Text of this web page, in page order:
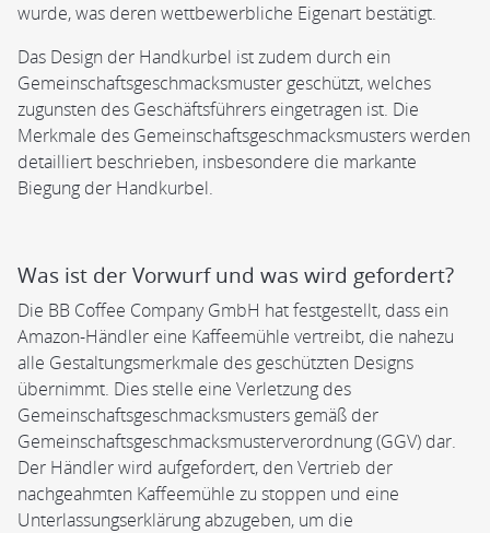
wurde, was deren wettbewerbliche Eigenart bestätigt.
Das Design der Handkurbel ist zudem durch ein
Gemeinschaftsgeschmacksmuster geschützt, welches
zugunsten des Geschäftsführers eingetragen ist. Die
Merkmale des Gemeinschaftsgeschmacksmusters werden
detailliert beschrieben, insbesondere die markante
Biegung der Handkurbel.
Was ist der Vorwurf und was wird gefordert?
Die BB Coffee Company GmbH hat festgestellt, dass ein
Amazon-Händler eine Kaffeemühle vertreibt, die nahezu
alle Gestaltungsmerkmale des geschützten Designs
übernimmt. Dies stelle eine Verletzung des
Gemeinschaftsgeschmacksmusters gemäß der
Gemeinschaftsgeschmacksmusterverordnung (GGV) dar.
Der Händler wird aufgefordert, den Vertrieb der
nachgeahmten Kaffeemühle zu stoppen und eine
Unterlassungserklärung abzugeben, um die